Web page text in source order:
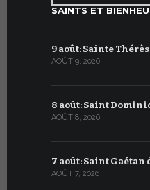
SAINTS ET
9 août: Sainte
AOÛT 9, 2026
8 août: Saint
AOÛT 8, 2026
7 août: Saint Gaétan
AOÛT 7, 2026